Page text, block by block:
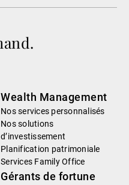
Wealth Management
Nos services personnalisés
Nos solutions
d’investissement
Planification patrimoniale
Services Family Office
Gérants de fortune